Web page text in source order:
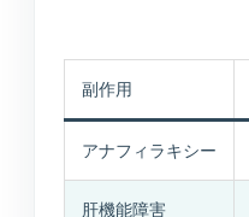
副作用
アナフィラキシー
肝機能障害